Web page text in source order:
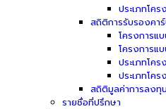
ประเภทโค
สถิติการรับรองคา
โครงการแ
โครงการแ
ประเภทโค
ประเภทโค
สถิติมูลค่าการลงทุน
รายชื่อที่ปรึกษา